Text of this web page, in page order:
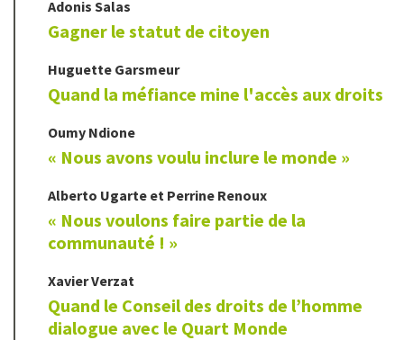
Adonis Salas
Gagner le statut de citoyen
Huguette Garsmeur
Quand la méfiance mine l'accès aux droits
Oumy Ndione
« Nous avons voulu inclure le monde »
Alberto Ugarte et Perrine Renoux
« Nous voulons faire partie de la
communauté ! »
XavierVerzat
Quand le Conseil des droits de l’homme
dialogue avec le Quart Monde